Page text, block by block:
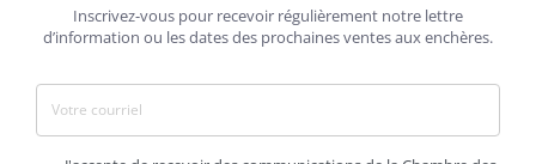
Inscrivez-vous pour recevoir régulièrement notre lettre
d’information ou les dates des prochaines ventes aux enchères.